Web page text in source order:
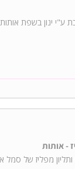
ע"י ינון בשפת
- אותות
ותליון מפליז של